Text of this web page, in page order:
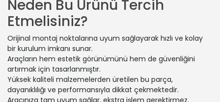
Neden Bu Ürünü Tercih
Etmelisiniz?
Orijinal montaj noktalarına uyum sağlayarak hızlı ve kolay
bir kurulum imkanı sunar.
Araçların hem estetik görünümünü hem de güvenliğini
artırmak için tasarlanmıştır.
Yüksek kaliteli malzemelerden üretilen bu parça,
dayanıklılığı ve performansıyla dikkat çekmektedir.